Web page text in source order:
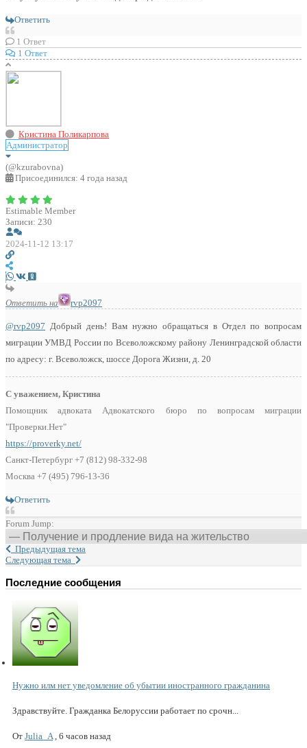
Ответить
1 Ответ
1 Ответ
Кристина Поликарпова
Администратор
(@kzurabovna)
Присоединился: 4 года назад
Estimable Member
Записи: 230
2024-11-12 13:17
Ответить на rvp2097
@rvp2097 Добрый день! Вам нужно обращаться в Отдел по вопросам
миграции УМВД России по Всеволожскому району Ленинградской области
по адресу: г. Всеволожск, шоссе Дорога Жизни, д. 20
С уважением, Кристина
Помощник адвоката Адвокатского бюро по вопросам миграции
"Проверки.Нет"
https://proverky.net/
Санкт-Петербург +7 (812) 98-332-98
Москва +7 (495) 796-13-36
Ответить
Forum Jump:
Предыдущая тема
Следующая тема
Последние сообщения
Нужно илм нет уведомление об убытии иностранного гражданина
Здравствуйте. Гражданка Белоруссии работает по срочн...
От Julia_A, 6 часов назад